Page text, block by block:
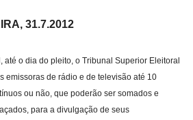
31.7.2012
até o dia do pleito, o Tribunal Superior Eleitoral
emissoras de rádio e de televisão até 10
ou não, que poderão ser somados e
para a divulgação de seus